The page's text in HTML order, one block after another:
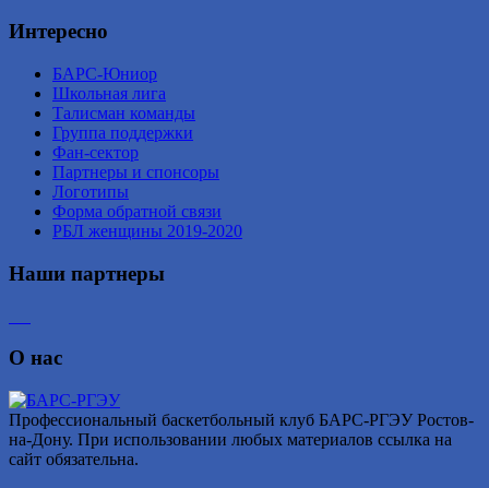
Интересно
БАРС-Юниор
Школьная лига
Талисман команды
Группа поддержки
Фан-сектор
Партнеры и спонсоры
Логотипы
Форма обратной связи
РБЛ женщины 2019-2020
Наши партнеры
О нас
Профессиональный баскетбольный клуб БАРС-РГЭУ Ростов-
на-Дону. При использовании любых материалов ссылка на
сайт обязательна.